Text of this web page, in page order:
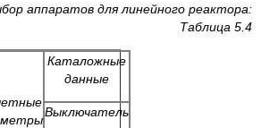
для линейного реактора:
Таблица 5.4
Каталожные
данные
Выключатель